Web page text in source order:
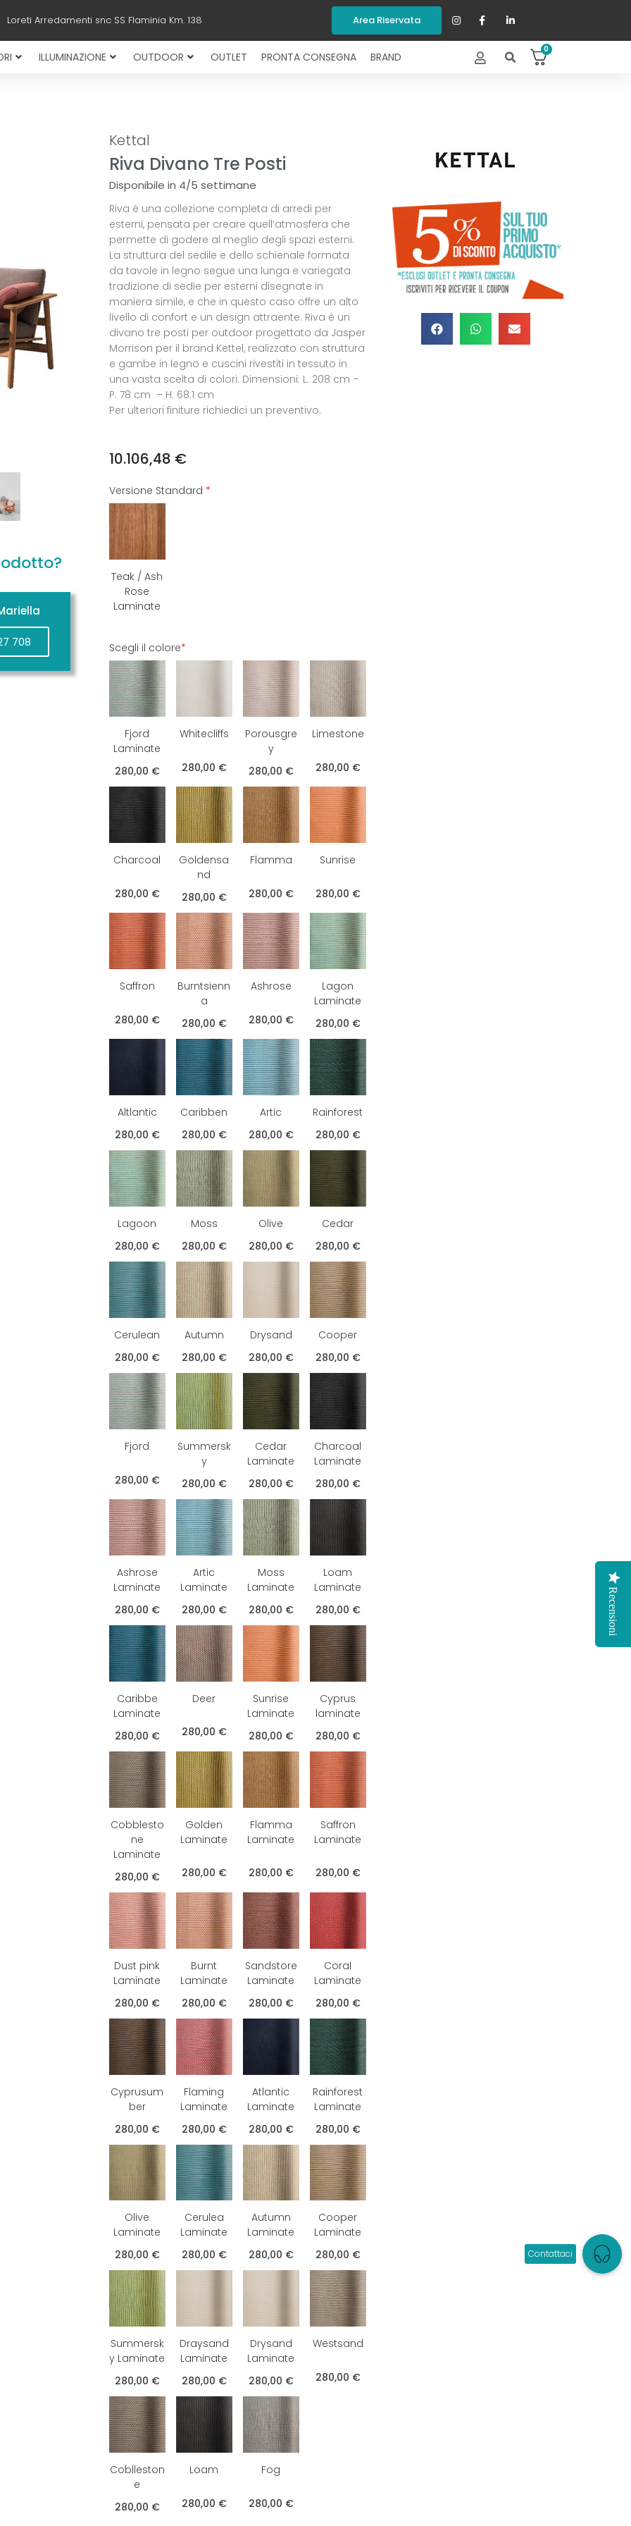
Loreti Arredamenti snc SS Flaminia Km. 138 Area Riservata
ILLUMINAZIONE OUTDOOR OUTLET PRONTA CONSEGNA BRAND
0
708
Kettal
Riva Divano Tre Posti
Disponibile in 4/5 settimane
Riva è una collezione completa di arredi per
esterni, pensata per creare quell’atmosfera che
permette di godere al meglio degli spazi esterni.
La struttura del sedile e dello schienale formata
da tavole in legno segue una lunga e variegata
tradizione di sedie per esterni disegnate in
maniera simile, e che in questo caso offre un alto
livello di confort e un design attraente. Riva è un
divano tre posti per outdoor progettato da Jasper
Morrison per il brand Kettel, realizzato con struttura
e gambe in legno e cuscini rivestiti in tessuto in
una vasta scelta di colori. Dimensioni: L. 208 cm –
P. 78 cm – H. 68.1 cm
Per ulteriori finiture richiedici un preventivo.
10.106,48 €
Versione Standard *
Teak / Ash
Rose
Laminate
Scegli il colore*
Fjord
Laminate
280,00 €
Whitecliffs
280,00 €
Porousgre
y
280,00 €
Limestone
280,00 €
Charcoal
280,00 €
Goldensa
nd
280,00 €
Flamma
280,00 €
Sunrise
280,00 €
Saffron
280,00 €
Burntsienn
a
280,00 €
Ashrose
280,00 €
Lagon
Laminate
280,00 €
Altlantic
280,00 €
Caribben
280,00 €
Artic
280,00 €
Rainforest
280,00 €
Lagoon
280,00 €
Moss
280,00 €
Olive
280,00 €
Cedar
280,00 €
Cerulean
280,00 €
Autumn
280,00 €
Drysand
280,00 €
Cooper
280,00 €
Fjord
280,00 €
Summersk
y
280,00 €
Cedar
Laminate
280,00 €
Charcoal
Laminate
280,00 €
Ashrose
Laminate
280,00 €
Artic
Laminate
280,00 €
Moss
Laminate
280,00 €
Loam
Laminate
280,00 €
Caribbe
Laminate
280,00 €
Deer
280,00 €
Sunrise
Laminate
280,00 €
Cyprus
laminate
280,00 €
Cobblesto
ne
Laminate
280,00 €
Golden
Laminate
280,00 €
Flamma
Laminate
280,00 €
Saffron
Laminate
280,00 €
Dust pink
Laminate
280,00 €
Burnt
Laminate
280,00 €
Sandstore
Laminate
280,00 €
Coral
Laminate
280,00 €
Cyprusum
ber
280,00 €
Flaming
Laminate
280,00 €
Atlantic
Laminate
280,00 €
Rainforest
Laminate
280,00 €
Olive
Laminate
280,00 €
Cerulea
Laminate
280,00 €
Autumn
Laminate
280,00 €
Cooper
Laminate
280,00 €
Summersk
y Laminate
280,00 €
Draysand
Laminate
280,00 €
Drysand
Laminate
280,00 €
Westsand
280,00 €
Coblleston
e
280,00 €
Loam
280,00 €
Fog
280,00 €
Recensioni